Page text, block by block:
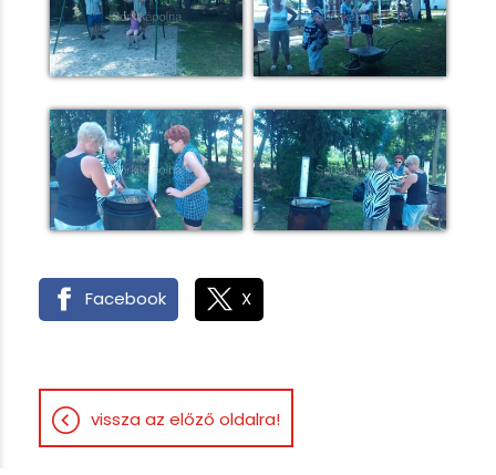
Facebook X
vissza az előző oldalra!